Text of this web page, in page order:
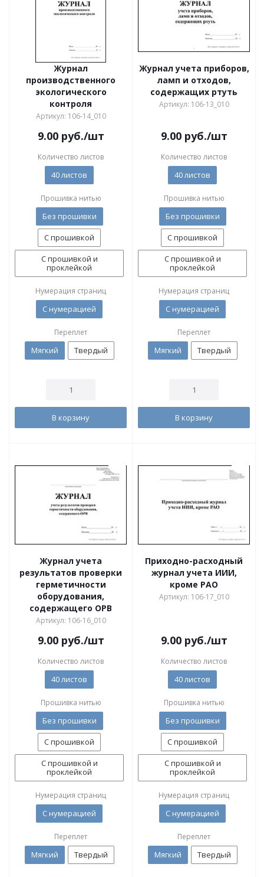
Журнал
производственного
экологического
контроля
Артикул: 106-14_010
9.00руб./шт
Количество листов
40 листов
Прошивка нитью
Без прошивки
С прошивкой
С прошивкой и
проклейкой
Нумерация страниц
С нумерацией
Переплет
Мягкий Твердый
В корзину
Журнал учета приборов,
ламп и отходов,
содержащих ртуть
Артикул: 106-13_010
9.00руб./шт
Количество листов
40 листов
Прошивка нитью
Без прошивки
С прошивкой
С прошивкой и
проклейкой
Нумерация страниц
С нумерацией
Переплет
Мягкий Твердый
В корзину
Журнал учета
результатов проверки
герметичности
оборудования,
содержащего ОРВ
Артикул: 106-16_010
9.00руб./шт
Количество листов
40 листов
Прошивка нитью
Без прошивки
С прошивкой
С прошивкой и
проклейкой
Нумерация страниц
С нумерацией
Переплет
Мягкий Твердый
Приходно-расходный
журнал учета ИИИ,
кроме РАО
Артикул: 106-17_010
9.00руб./шт
Количество листов
40 листов
Прошивка нитью
Без прошивки
С прошивкой
С прошивкой и
проклейкой
Нумерация страниц
С нумерацией
Переплет
Мягкий Твердый